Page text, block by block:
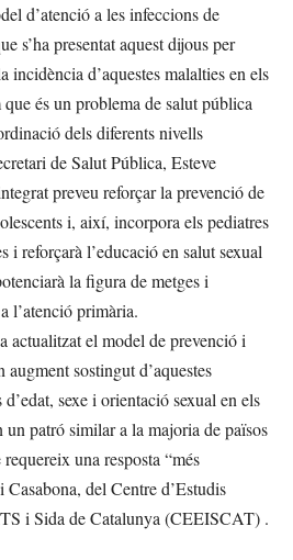
d’atenció a les infeccions de
s’ha presentat aquest dijous per
incidència d’aquestes malalties en els
és un problema de salut pública
dels diferents nivells
de Salut Pública, Esteve
preveu reforçar la prevenció de
i, així, incorpora els pediatres
i reforçarà l’educació en salut sexual
la figura de metges i
l’atenció primària.
actualitzat el model de prevenció i
sostingut d’aquestes
sexe i orientació sexual en els
patró similar a la majoria de països
una resposta “més
Casabona, del Centre d’Estudis
i Sida de Catalunya (CEEISCAT) .